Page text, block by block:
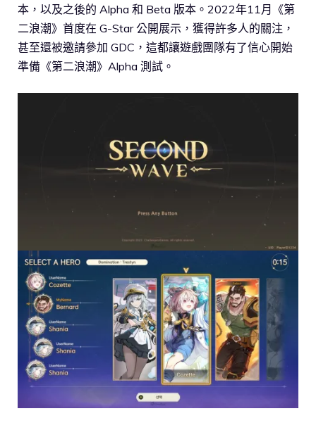
本，以及之後的 Alpha 和 Beta 版本。2022年11月《第
二浪潮》首度在 G-Star 公開展示，獲得許多人的關注，
甚至還被邀請參加 GDC，這都讓遊戲團隊有了信心開始
準備《第二浪潮》Alpha 測試。